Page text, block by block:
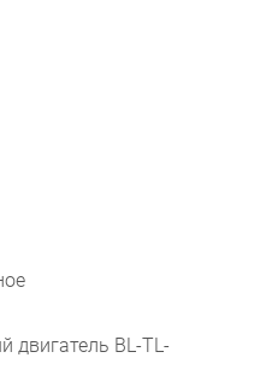
двигатель BL-TL-